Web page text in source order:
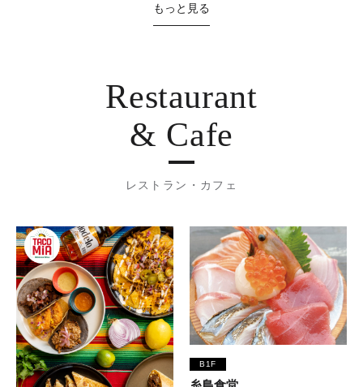
もっと見る
Restaurant
& Cafe
レストラン・カフェ
B1F